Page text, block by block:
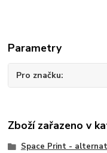
Parametry
Pro značku
Zboží zařazeno v
Space Print -